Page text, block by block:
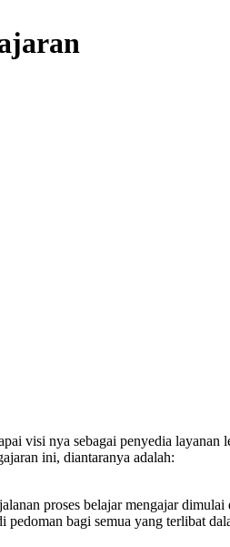
visi nya sebagai penyedia
ini, diantaranya adalah:
proses belajar mengajar
bagi semua yang terlibat